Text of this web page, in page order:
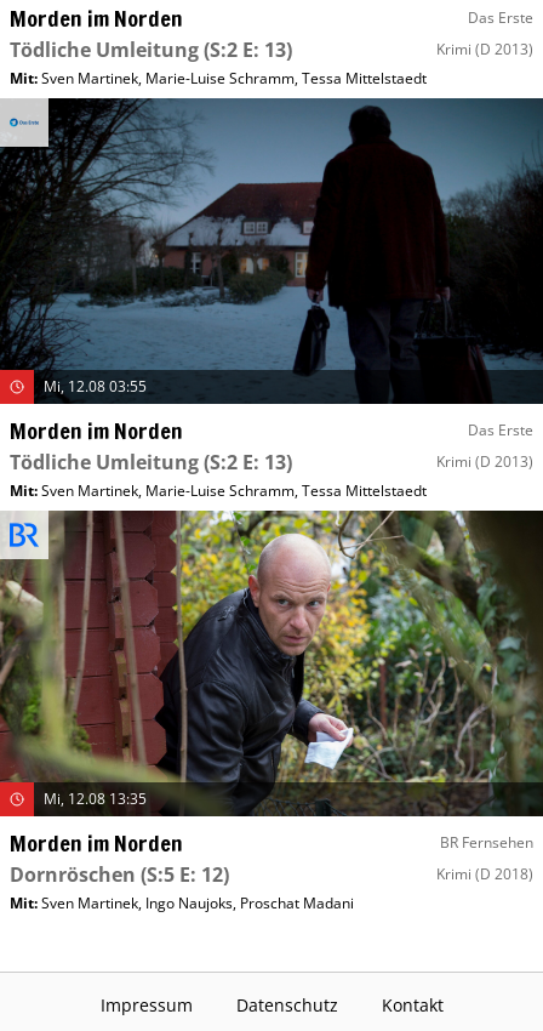
Morden im Norden Das Erste
Tödliche Umleitung(S:2 E: 13) Krimi (D 2013)
Mit:Sven Martinek, Marie-Luise Schramm,Tessa Mittelstaedt
Mi, 12.08 03:55
Morden im Norden Das Erste
Tödliche Umleitung(S:2 E: 13) Krimi (D 2013)
Mit:Sven Martinek, Marie-Luise Schramm,Tessa Mittelstaedt
Mi, 12.08 13:35
Morden im Norden BR Fernsehen
Dornröschen (S:5 E: 12) Krimi (D 2018)
Mit:Sven Martinek, Ingo Naujoks, Proschat Madani
Impressum Datenschutz Kontakt